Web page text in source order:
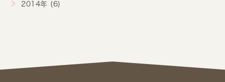
2014年 (6)